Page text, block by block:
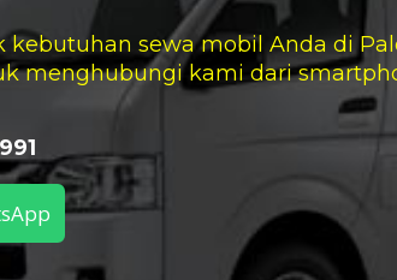
sewa mobil Anda di
menghubungi kami dari